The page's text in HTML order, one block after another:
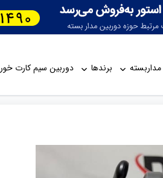
مداربسته برندها دوربین سیم کارت خور